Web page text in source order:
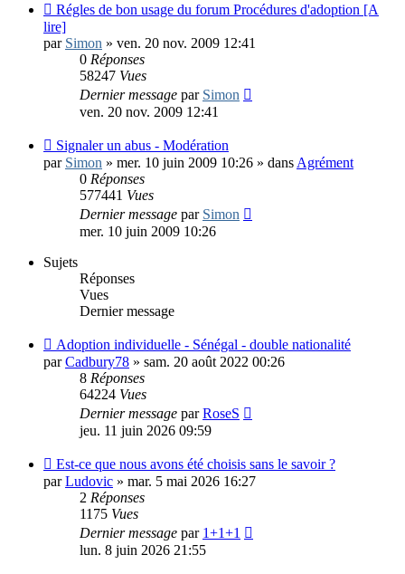
Régles de bon usage du forum Procédures d'adoption [A
lire]
par Simon » ven. 20 nov. 2009 12:41
0 Réponses
58247 Vues
Dernier message par Simon
ven. 20 nov. 2009 12:41
Signaler un abus - Modération
par Simon » mer. 10 juin 2009 10:26 » dans Agrément
0 Réponses
577441 Vues
Dernier message par Simon
mer. 10 juin 2009 10:26
Sujets
Réponses
Vues
Dernier message
Adoption individuelle - Sénégal - double nationalité
parCadbury78 » sam. 20 août 2022 00:26
8 Réponses
64224 Vues
Dernier message parRoseS
jeu. 11 juin 2026 09:59
Est-ce que nous avons été choisis sans le savoir ?
parLudovic » mar. 5 mai 2026 16:27
2 Réponses
1175 Vues
Dernier message par 1+1+1
lun. 8 juin 2026 21:55